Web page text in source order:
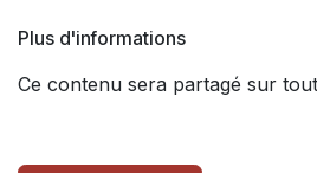
Plus d'informations
Ce contenu sera partagé sur